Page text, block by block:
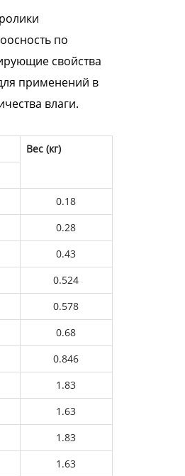
по
свойства
применений в
влаги.
Вес (кг)
0.18
0.28
0.43
0.524
0.578
0.68
0.846
1.83
1.63
1.83
1.63